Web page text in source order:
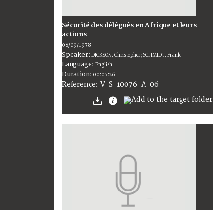
Sécurité des délégués en Afrique et leurs
actions
08/09/1978
Speaker: DICKSON, Christopher; SCHMIDT, Frank
Language: English
Duration: 00:07:26
Reference: V-S-10076-A-06